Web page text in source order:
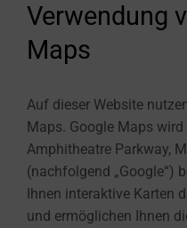
Verwendung
Maps
Auf dieser Website
Maps. Google Maps wird
Amphitheatre Parkway,
(nachfolgend „Google“)
Ihnen interaktive Karten
und ermöglichen Ihnen